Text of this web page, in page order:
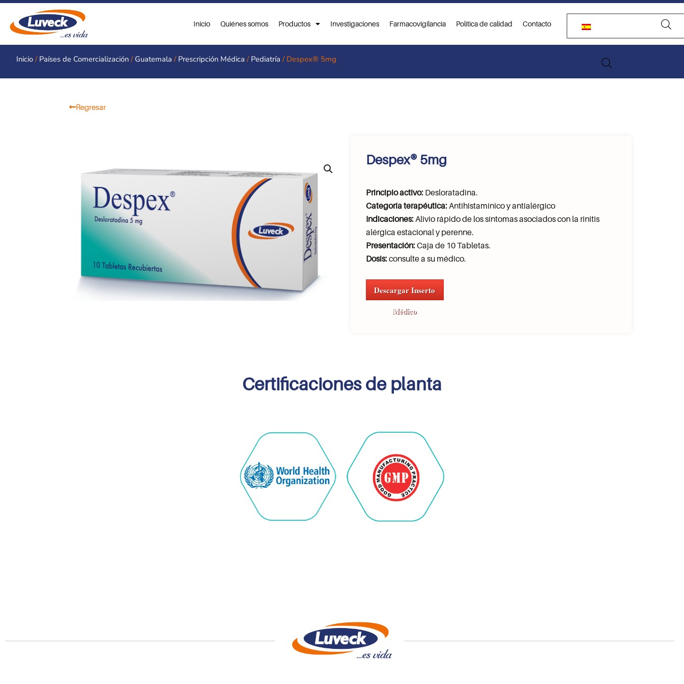
Ir
contenido
Inicio Quiénes somos Productos Investigaciones Farmacovigilancia Política de calidad Contacto
Inicio/ Países de Comercialización/ Guatemala / Prescripción Médica / Pediatría / Despex® 5mg
Regresar
Despex® 5mg
Principio activo:Desloratadina.
Categoría terapéutica:Antihistamínico y antialérgico
Indicaciones:Alivio rápido de los síntomas asociados con la rinitis
alérgica estacional y perenne.
Presentación:Caja de 10 Tabletas.
Dosis:consulte a su médico.
Descargar Inserto
Médico
Certificaciones de planta